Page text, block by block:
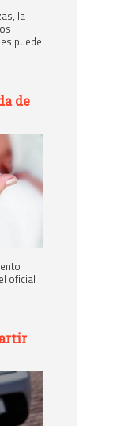
la
puede
de
oficial